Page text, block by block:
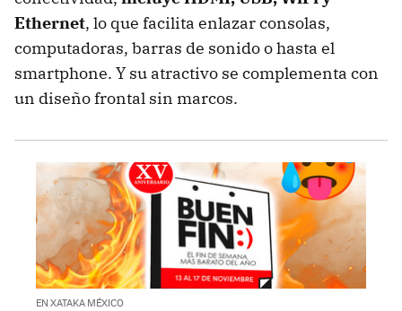
Ethernet, lo que facilita enlazar consolas,
computadoras, barras de sonido o hasta el
smartphone. Y su atractivo se complementa con
un diseño frontal sin marcos.
EN XATAKA MÉXICO